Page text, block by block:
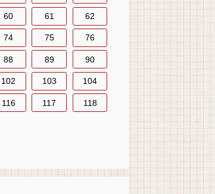
60 61 62
74 75 76
88 89 90
102 103 104
116 117 118